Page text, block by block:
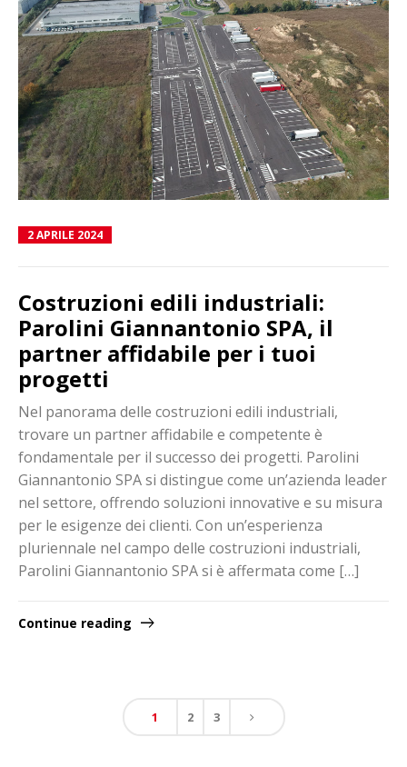
2 APRILE 2024
Costruzioni edili industriali:
Parolini Giannantonio SPA, il
partner affidabile per i tuoi
progetti
Nel panorama delle costruzioni edili industriali,
trovare un partner affidabile e competente è
fondamentale per il successo dei progetti. Parolini
Giannantonio SPA si distingue come un’azienda leader
nel settore, offrendo soluzioni innovative e su misura
per le esigenze dei clienti. Con un’esperienza
pluriennale nel campo delle costruzioni industriali,
Parolini Giannantonio SPA si è affermata come […]
Continue reading
1 2 3